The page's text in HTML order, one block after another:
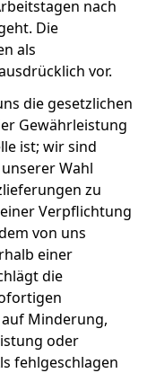
nach
Die
als
vor.
die gesetzlichen
Gewährleistung
ist; wir sind
Wahl
zu
Verpflichtung
von uns
einer
die
Minderung,
oder
fehlgeschlagen